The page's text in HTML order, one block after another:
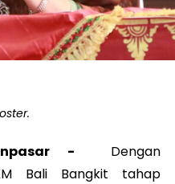
- Dengan
Bali Bangkit tahap